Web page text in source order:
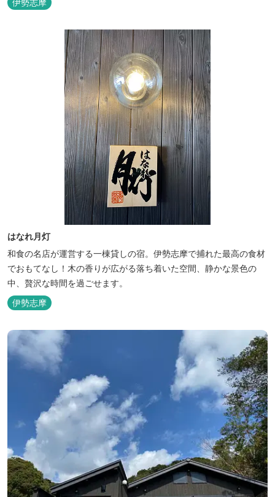
はなれ月灯
和食の名店が運営する一棟貸しの宿。伊勢志摩で捕れた最高の食材
でおもてなし！木の香りが広がる落ち着いた空間、静かな景色の
中、贅沢な時間を過ごせます。
伊勢志摩